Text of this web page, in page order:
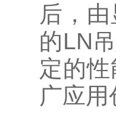
后，
的LN
定的
广应